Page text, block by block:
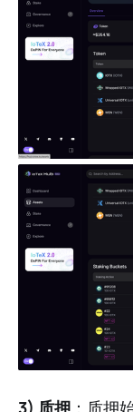
3) 质押 ：质押